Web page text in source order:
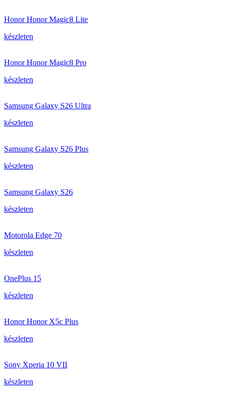
Honor Honor Magic8 Lite
készleten
Honor Honor Magic8 Pro
készleten
Samsung Galaxy S26 Ultra
készleten
Samsung Galaxy S26 Plus
készleten
Samsung Galaxy S26
készleten
Motorola Edge 70
készleten
OnePlus 15
készleten
Honor Honor X5c Plus
készleten
Sony Xperia 10 VII
készleten